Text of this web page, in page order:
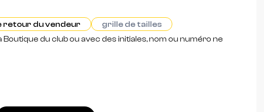
retour du vendeur
grille de tailles
du club ou avec des initiales, nom ou numéro ne